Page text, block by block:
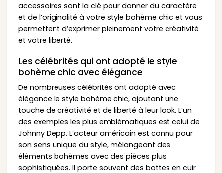
accessoires sont la clé pour donner du caractère
et de l’originalité à votre style bohème chic et vous
permettent d’exprimer pleinement votre créativité
et votre liberté.
Les célébrités qui ont adopté le style
bohème chic avec élégance
De nombreuses célébrités ont adopté avec
élégance le style bohème chic, ajoutant une
touche de créativité et de liberté à leur look. L’un
des exemples les plus emblématiques est celui de
Johnny Depp. L’acteur américain est connu pour
son sens unique du style, mélangeant des
éléments bohèmes avec des pièces plus
sophistiquées. Il porte souvent des bottes en cuir